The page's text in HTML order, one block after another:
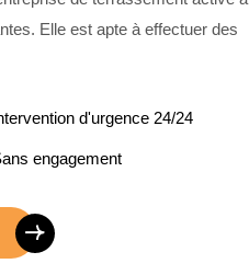
Elle est apte à effectuer des
d'urgence 24/24
engagement